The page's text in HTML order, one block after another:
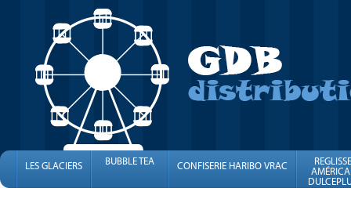
LES GLACIERS BUBBLE TEA CONFISERIE HARIBO VRAC
FINI